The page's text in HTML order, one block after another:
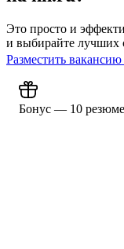
Это просто и
и выбирайте лучших
Разместить вакансию
Бонус — 10